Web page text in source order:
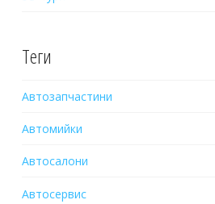
Теги
Автозапчастини
Автомийки
Автосалони
Автосервис